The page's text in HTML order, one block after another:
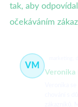
tak, aby
očekáváním
VM
Veronika